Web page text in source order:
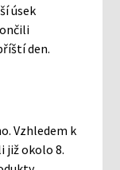
úsek
den.
Vzhledem k
již okolo 8.